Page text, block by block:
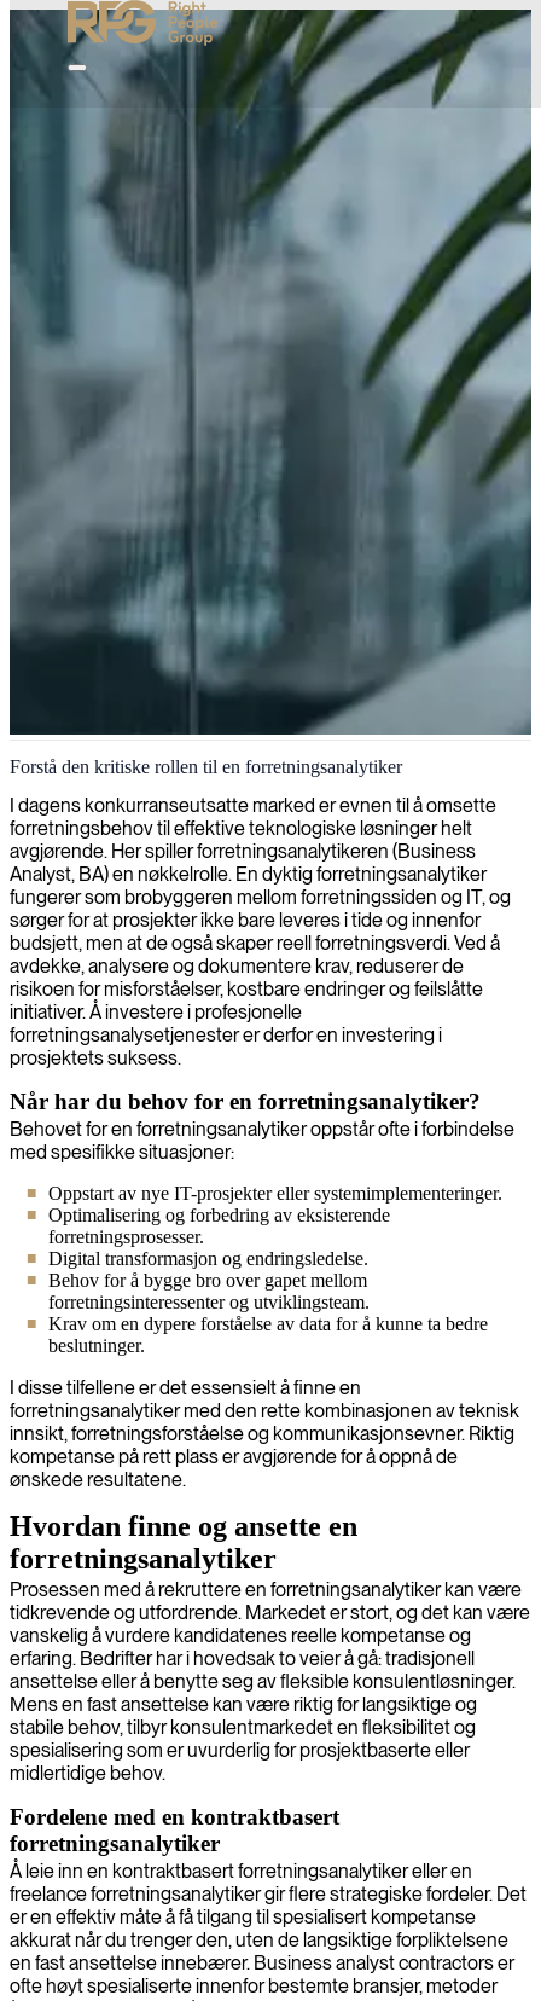
Forretningsanalyse og rådgivning
Vi leverer eksperter innen forretningsanalyse som bygger bro
mellom IT og forretning, og omdanner dine operasjonelle
utfordringer til strategiske fordeler som frigjør bærekraftig vekst.
Forstå den kritiske rollen til en forretningsanalytiker
I dagens konkurranseutsatte marked er evnen til å omsette
forretningsbehov til effektive teknologiske løsninger helt
avgjørende. Her spiller forretningsanalytikeren (Business
Analyst, BA) en nøkkelrolle. En dyktig forretningsanalytiker
fungerer som brobyggeren mellom forretningssiden og IT, og
sørger for at prosjekter ikke bare leveres i tide og innenfor
budsjett, men at de også skaper reell forretningsverdi. Ved å
avdekke, analysere og dokumentere krav, reduserer de
risikoen for misforståelser, kostbare endringer og feilslåtte
initiativer. Å investere i profesjonelle
forretningsanalysetjenester er derfor en investering i
prosjektets suksess.
Når har du behov for en forretningsanalytiker?
Behovet for en forretningsanalytiker oppstår ofte i forbindelse
med spesifikke situasjoner:
Oppstart av nye IT-prosjekter eller systemimplementeringer.
Optimalisering og forbedring av eksisterende
forretningsprosesser.
Digital transformasjon og endringsledelse.
Behov for å bygge bro over gapet mellom
forretningsinteressenter og utviklingsteam.
Krav om en dypere forståelse av data for å kunne ta bedre
beslutninger.
I disse tilfellene er det essensielt å finne en
forretningsanalytiker med den rette kombinasjonen av teknisk
innsikt, forretningsforståelse og kommunikasjonsevner. Riktig
kompetanse på rett plass er avgjørende for å oppnå de
ønskede resultatene.
Hvordan finne og ansette en
forretningsanalytiker
Prosessen med å rekruttere en forretningsanalytiker kan være
tidkrevende og utfordrende. Markedet er stort, og det kan være
vanskelig å vurdere kandidatenes reelle kompetanse og
erfaring. Bedrifter har i hovedsak to veier å gå: tradisjonell
ansettelse eller å benytte seg av fleksible konsulentløsninger.
Mens en fast ansettelse kan være riktig for langsiktige og
stabile behov, tilbyr konsulentmarkedet en fleksibilitet og
spesialisering som er uvurderlig for prosjektbaserte eller
midlertidige behov.
Fordelene med en kontraktbasert
forretningsanalytiker
Å leie inn en kontraktbasert forretningsanalytiker eller en
freelance forretningsanalytiker gir flere strategiske fordeler. Det
er en effektiv måte å få tilgang til spesialisert kompetanse
akkurat når du trenger den, uten de langsiktige forpliktelsene
en fast ansettelse innebærer. Business analyst contractors er
ofte høyt spesialiserte innenfor bestemte bransjer, metoder